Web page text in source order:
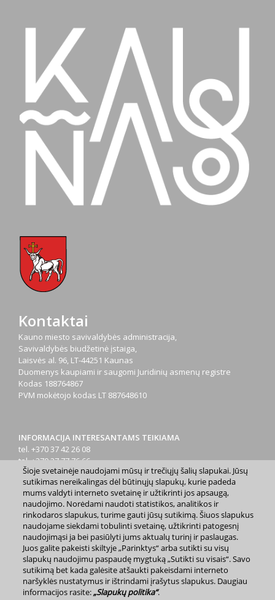
Kontaktai
Kauno miesto savivaldybės administracija,
Savivaldybės biudžetinė įstaiga,
Laisvės al. 96, LT-44251 Kaunas
Duomenys kaupiami ir saugomi Juridinių asmenų registre
Kodas 188764867
PVM mokėtojo kodas LT 887648610
INFORMACIJA INTERESANTAMS TEIKIAMA
tel. +370 37 42 26 08
tel. +370 37 77 76 66
tel. +370 660 07000
el. p.info@kaunas.lt
2023 m. Kauno miesto savivaldybė. Kopijuoti ir platinti
www.kaunas.lt skelbiamą informaciją be autorių sutikimo draudžiama.
Svetainės žemėlapis »
Šioje svetainėje naudojami mūsų ir trečiųjų šalių slapukai. Jūsų
sutikimas nereikalingas dėl būtinųjų slapukų, kurie padeda
mums valdyti interneto svetainę ir užtikrinti jos apsaugą,
naudojimo. Norėdami naudoti statistikos, analitikos ir
rinkodaros slapukus, turime gauti jūsų sutikimą. Šiuos slapukus
naudojame siekdami tobulinti svetainę, užtikrinti patogesnį
naudojimąsi ja bei pasiūlyti jums aktualų turinį ir paslaugas.
Juos galite pakeisti skiltyje „Parinktys“ arba sutikti su visų
slapukų naudojimu paspaudę mygtuką „Sutikti su visais“. Savo
sutikimą bet kada galėsite atšaukti pakeisdami interneto
naršyklės nustatymus ir ištrindami įrašytus slapukus. Daugiau
informacijos rasite:„Slapukų politika“.